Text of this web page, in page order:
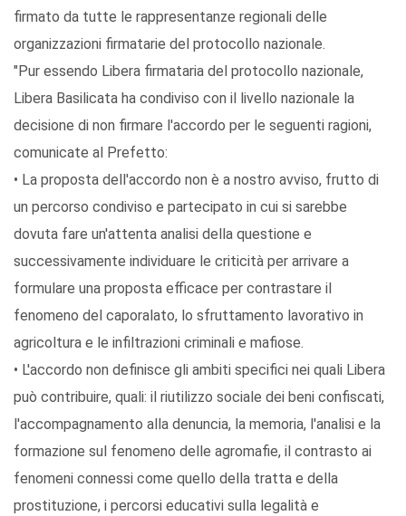
firmato da tutte le rappresentanze regionali delle
organizzazioni firmatarie del protocollo nazionale.
"Pur essendo Libera firmataria del protocollo nazionale,
Libera Basilicata ha condiviso con il livello nazionale la
decisione di non firmare l'accordo per le seguenti ragioni,
comunicate al Prefetto:
• La proposta dell'accordo non è a nostro avviso, frutto di
un percorso condiviso e partecipato in cui si sarebbe
dovuta fare un'attenta analisi della questione e
successivamente individuare le criticità per arrivare a
formulare una proposta efficace per contrastare il
fenomeno del caporalato, lo sfruttamento lavorativo in
agricoltura e le infiltrazioni criminali e mafiose.
• L'accordo non definisce gli ambiti specifici nei quali Libera
può contribuire, quali: il riutilizzo sociale dei beni confiscati,
l'accompagnamento alla denuncia, la memoria, l'analisi e la
formazione sul fenomeno delle agromafie, il contrasto ai
fenomeni connessi come quello della tratta e della
prostituzione, i percorsi educativi sulla legalità e